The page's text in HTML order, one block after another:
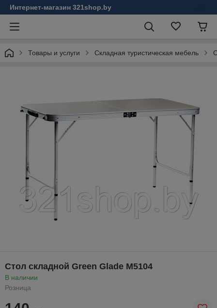
Интернет-магазин 321shop.by
Товары и услуги Складная туристическая мебель
Стол складной Green Glade M5104
В наличии
Розница